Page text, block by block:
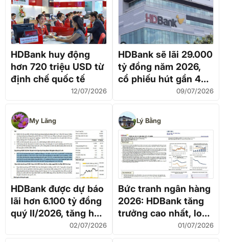
HDBank huy động
hơn 720 triệu USD từ
định chế quốc tế
12/07/2026
HDBank sẽ lãi 29.000
tỷ đồng năm 2026,
cổ phiếu hút gần 40
triệu USD khi FTSE
09/07/2026
My Lăng
HDBank được dự báo
lãi hơn 6.100 tỷ đồng
quý II/2026, tăng hơn
02/07/2026
Lý Bằng
Bức tranh ngân hàng
2026: HDBank tăng
trưởng cao nhất, loạt
“cổ phiếu vua” được
01/07/2026